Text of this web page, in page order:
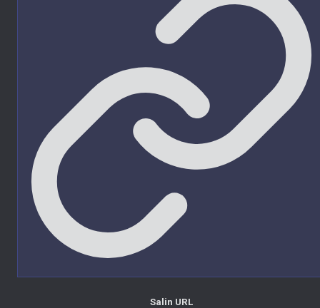
Salin URL